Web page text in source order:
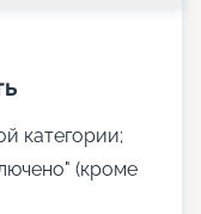
категории;
(кроме